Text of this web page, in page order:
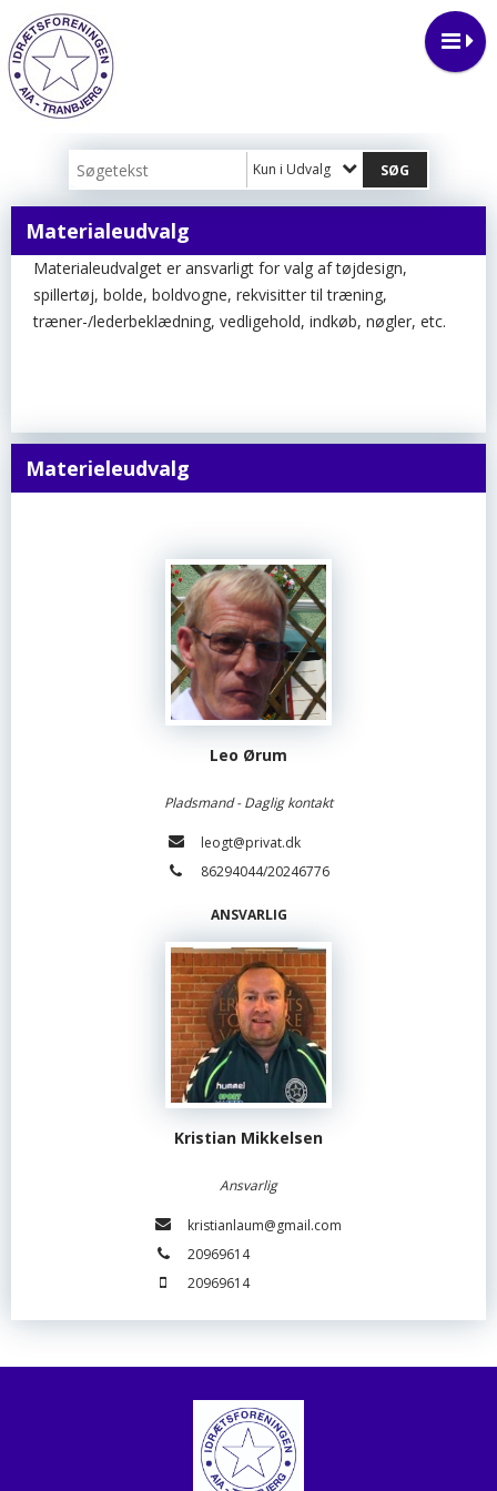
Kun i Udvalg
Materialeudvalg
Materialeudvalget er ansvarligt for valg af tøjdesign,
spillertøj, bolde, boldvogne, rekvisitter til træning,
træner-/lederbeklædning, vedligehold, indkøb, nøgler, etc.
Materieleudvalg
Leo Ørum
Pladsmand - Daglig kontakt
leogt@privat.dk
86294044/20246776
ANSVARLIG
Kristian Mikkelsen
Ansvarlig
kristianlaum@gmail.com
20969614
20969614